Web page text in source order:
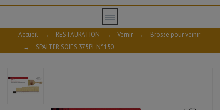
Accueil → RESTAURATION → Vernir →
Brosse pour vernir
→
SPALTER SOIES 375PL N°150